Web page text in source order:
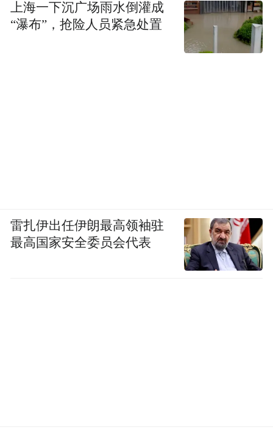
上海一下沉广场雨水倒灌成
“瀑布”，抢险人员紧急处置
雷扎伊出任伊朗最高领袖驻
最高国家安全委员会代表